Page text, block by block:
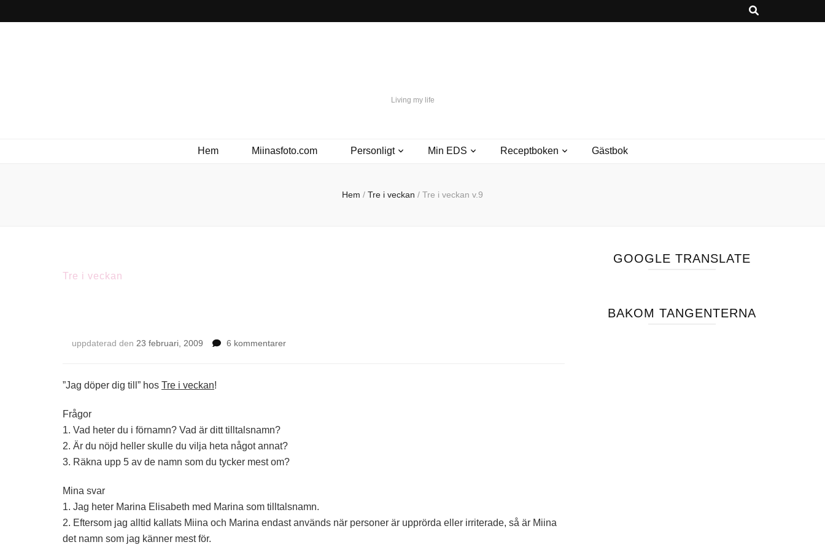
Living my life
Hem Miinasfoto.com Personligt Min EDS Receptboken Gästbok
Hem / Tre i veckan / Tre i veckan v.9
Tre i veckan
uppdaterad den 23 februari, 2009 6 kommentarertill
”Jag döper dig till” hos Tre i veckan!
Frågor
1. Vad heter du i förnamn? Vad är ditt tilltalsnamn?
2. Är du nöjd heller skulle du vilja heta något annat?
3. Räkna upp 5 av de namn som du tycker mest om?
Mina svar
1. Jag heter Marina Elisabeth med Marina som tilltalsnamn.
2. Eftersom jag alltid kallats Miina och Marina endast används när personer är upprörda eller irriterade, så är Miina
det namn som jag känner mest för.
GOOGLE TRANSLATE
BAKOM TANGENTERNA